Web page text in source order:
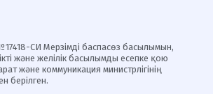
СИ Мерзімді баспасөз басылымын,
және желілік басылымды есепке қою
және коммуникация министрлігінің
берілген.